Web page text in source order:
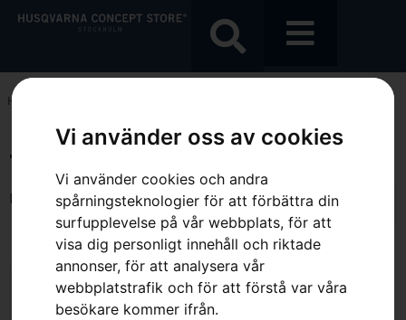
Vi använder oss av cookies
Vi använder cookies och andra
spårningsteknologier för att förbättra din
surfupplevelse på vår webbplats, för att
visa dig personligt innehåll och riktade
annonser, för att analysera vår
webbplatstrafik och för att förstå var våra
besökare kommer ifrån.
Hem
7391736439312
Endast ett sökresultat